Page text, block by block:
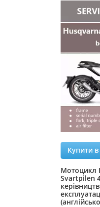
Купити в
Мотоцикл
Svartpilen